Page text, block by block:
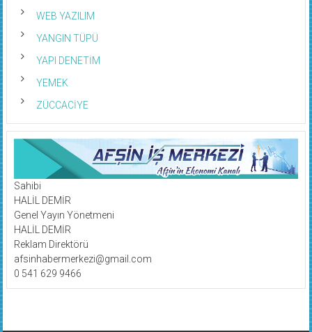
WEB YAZILIM
YANGIN TÜPÜ
YAPI DENETİM
YEMEK
ZÜCCACİYE
Sahibi
HALİL DEMİR
Genel Yayın Yönetmeni
HALİL DEMİR
Reklam Direktörü
afsinhabermerkezi@gmail.com
0 541 629 9466